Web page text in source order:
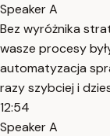
Speaker A
Bez wyróżnika
wasze procesy
automatyzacja
razy szybciej i
12:54
Speaker A